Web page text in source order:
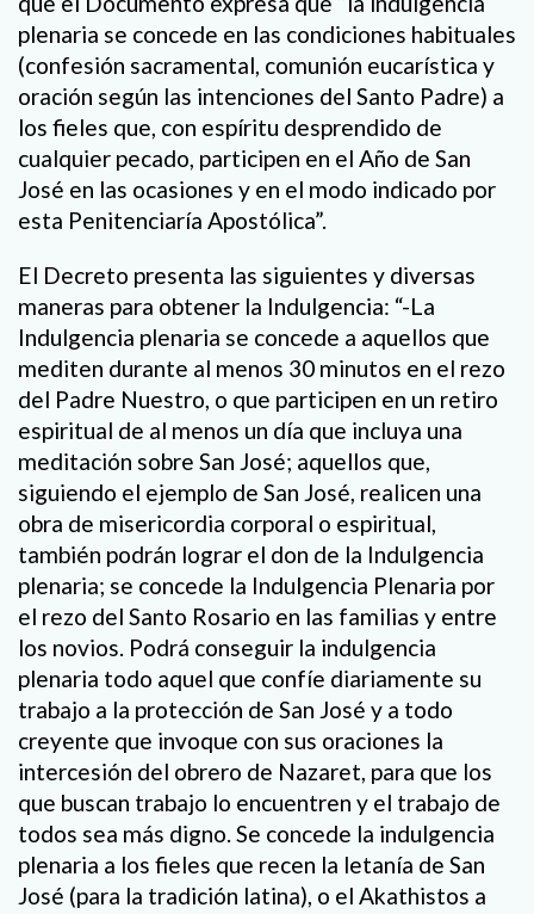
plenaria se concede en las condiciones habituales
(confesión sacramental, comunión eucarística y
oración según las intenciones del Santo Padre) a
los fieles que, con espíritu desprendido de
cualquier pecado, participen en el Año de San
José en las ocasiones y en el modo indicado por
esta Penitenciaría Apostólica”.
El Decreto presenta las siguientes y diversas
maneras para obtener la Indulgencia: “-La
Indulgencia plenaria se concede a aquellos que
mediten durante al menos 30 minutos en el rezo
del Padre Nuestro, o que participen en un retiro
espiritual de al menos un día que incluya una
meditación sobre San José; aquellos que,
siguiendo el ejemplo de San José, realicen una
obra de misericordia corporal o espiritual,
también podrán lograr el don de la Indulgencia
plenaria; se concede la Indulgencia Plenaria por
el rezo del Santo Rosario en las familias y entre
los novios. Podrá conseguir la indulgencia
plenaria todo aquel que confíe diariamente su
trabajo a la protección de San José y a todo
creyente que invoque con sus oraciones la
intercesión del obrero de Nazaret, para que los
que buscan trabajo lo encuentren y el trabajo de
todos sea más digno. Se concede la indulgencia
plenaria a los fieles que recen la letanía de San
José (para la tradición latina), o el Akathistos a